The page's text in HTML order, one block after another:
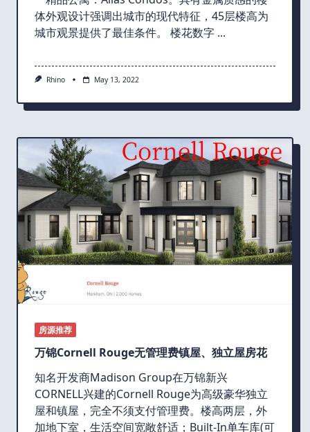
体外观设计强调出城市的现代特征，45层楼高为
城市观景提供了最佳条件。 楼花数字 ...
Rhino May 13, 2022
房源推荐
万锦Cornell Rouge无管理费镇屋、独立屋房花
知名开发商Madison Group在万锦新兴
CORNELL兴建的Cornell Rouge为高级豪华独立
屋和镇屋，完全不须支付管理费。楼高两层，外
加地下室，生活空间宽敞舒适；Built-In单车库(可